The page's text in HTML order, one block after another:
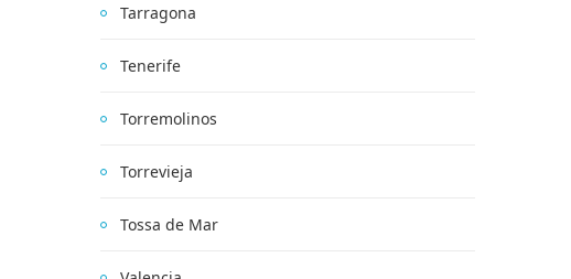
Tarragona
Tenerife
Torremolinos
Torrevieja
Tossa de Mar